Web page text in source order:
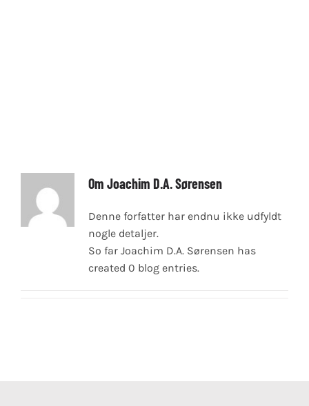
Om Joachim D.A. Sørensen
Denne forfatter har endnu ikke udfyldt
nogle detaljer.
So far Joachim D.A. Sørensen has
created 0 blog entries.